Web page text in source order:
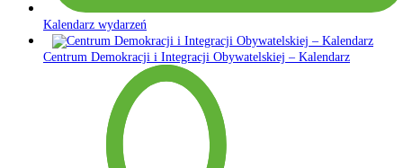
Kalendarz wydarzeń
Centrum Demokracji i Integracji Obywatelskiej – Kalendarz